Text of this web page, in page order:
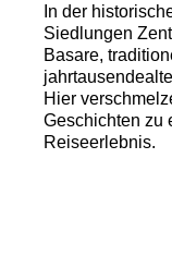
In der
Siedlungen
Basare,
Hier
Geschichten zu
Reiseerlebnis.